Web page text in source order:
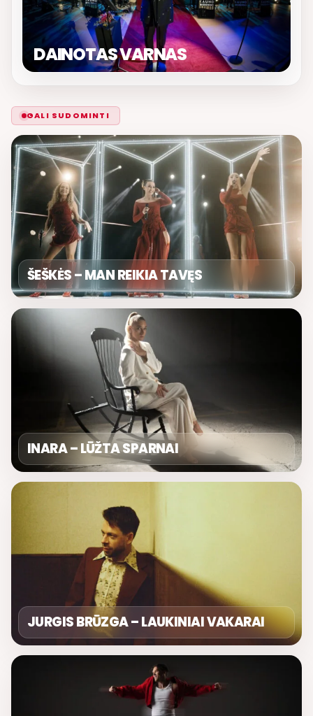
DAINOTAS VARNAS
GALI SUDOMINTI
ŠEŠKĖS – MAN REIKIA TAVĘS
INARA – LŪŽTA SPARNAI
JURGIS BRŪZGA – LAUKINIAI VAKARAI